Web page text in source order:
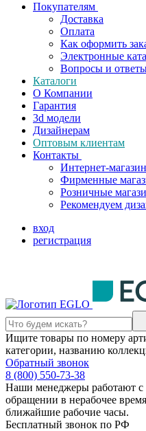
Покупателям
Доставка
Оплата
Как оформить
Электронные
Вопросы и
Каталоги
О Компании
Гарантия
3d модели
Дизайнерам
Оптовым клиентам
Контакты
Интернет-магазин
Фирменные
Розничные
Рекомендуем
вход
регистрация
Ищите товары по номеру
категории, названию
Обратный звонок
8 (800) 550-73-38
Наши менеджеры работают с
обращении в нерабочее
ближайшие рабочие часы.
Бесплатный звонок по РФ